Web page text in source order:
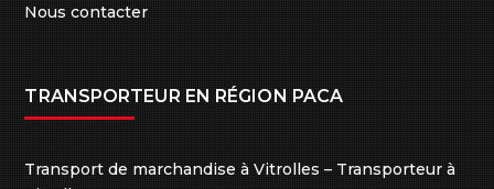
Nous contacter
TRANSPORTEUR EN RÉGION PACA
Transport de marchandise à Vitrolles – Transporteur à